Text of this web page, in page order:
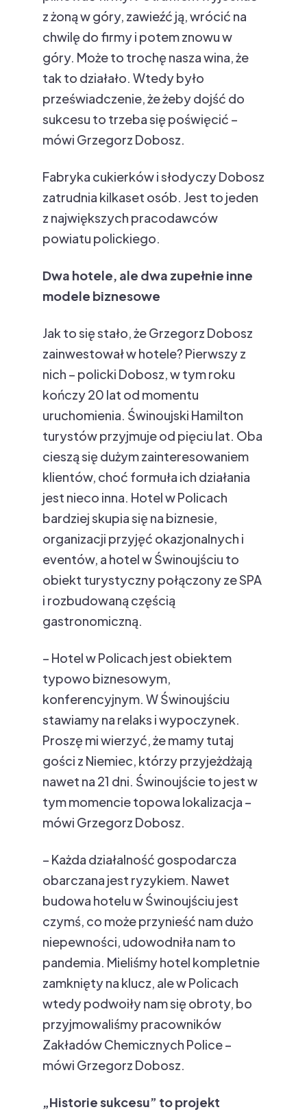
z żoną w góry, zawieźć ją, wrócić na
chwilę do firmy i potem znowu w
góry. Może to trochę nasza wina, że
tak to działało. Wtedy było
przeświadczenie, że żeby dojść do
sukcesu to trzeba się poświęcić –
mówi Grzegorz Dobosz.
Fabryka cukierków i słodyczy Dobosz
zatrudnia kilkaset osób. Jest to jeden
z największych pracodawców
powiatu polickiego.
Dwa hotele, ale dwa zupełnie inne
modele biznesowe
Jak to się stało, że Grzegorz Dobosz
zainwestował w hotele? Pierwszy z
nich – policki Dobosz, w tym roku
kończy 20 lat od momentu
uruchomienia. Świnoujski Hamilton
turystów przyjmuje od pięciu lat. Oba
cieszą się dużym zainteresowaniem
klientów, choć formuła ich działania
jest nieco inna. Hotel w Policach
bardziej skupia się na biznesie,
organizacji przyjęć okazjonalnych i
eventów, a hotel w Świnoujściu to
obiekt turystyczny połączony ze SPA
i rozbudowaną częścią
gastronomiczną.
– Hotel w Policach jest obiektem
typowo biznesowym,
konferencyjnym. W Świnoujściu
stawiamy na relaks i wypoczynek.
Proszę mi wierzyć, że mamy tutaj
gości z Niemiec, którzy przyjeżdżają
nawet na 21 dni. Świnoujście to jest w
tym momencie topowa lokalizacja –
mówi Grzegorz Dobosz.
– Każda działalność gospodarcza
obarczana jest ryzykiem. Nawet
budowa hotelu w Świnoujściu jest
czymś, co może przynieść nam dużo
niepewności, udowodniła nam to
pandemia. Mieliśmy hotel kompletnie
zamknięty na klucz, ale w Policach
wtedy podwoiły nam się obroty, bo
przyjmowaliśmy pracowników
Zakładów Chemicznych Police –
mówi Grzegorz Dobosz.
„Historie sukcesu” to projekt